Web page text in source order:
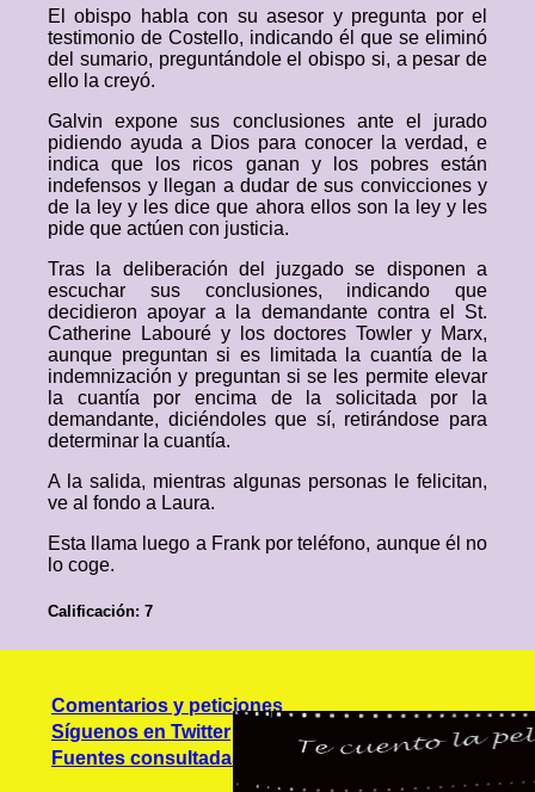
El obispo habla con su asesor y pregunta por el
testimonio de Costello, indicando él que se eliminó
del sumario, preguntándole el obispo si, a pesar de
ello la creyó.
Galvin expone sus conclusiones ante el jurado
pidiendo ayuda a Dios para conocer la verdad, e
indica que los ricos ganan y los pobres están
indefensos y llegan a dudar de sus convicciones y
de la ley y les dice que ahora ellos son la ley y les
pide que actúen con justicia.
Tras la deliberación del juzgado se disponen a
escuchar sus conclusiones, indicando que
decidieron apoyar a la demandante contra el St.
Catherine Labouré y los doctores Towler y Marx,
aunque preguntan si es limitada la cuantía de la
indemnización y preguntan si se les permite elevar
la cuantía por encima de la solicitada por la
demandante, diciéndoles que sí, retirándose para
determinar la cuantía.
A la salida, mientras algunas personas le felicitan,
ve al fondo a Laura.
Esta llama luego a Frank por teléfono, aunque él no
lo coge.
Calificación: 7
Comentarios y peticiones
Síguenos en Twitter
Fuentes consultadas